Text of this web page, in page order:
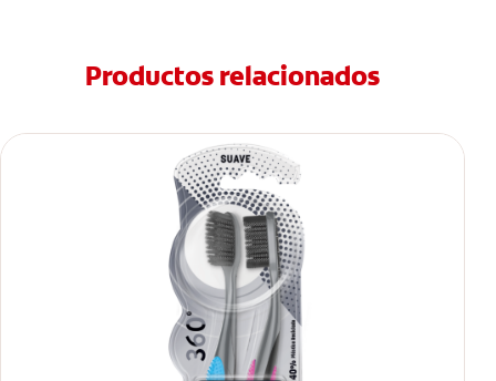
Productos relacionados